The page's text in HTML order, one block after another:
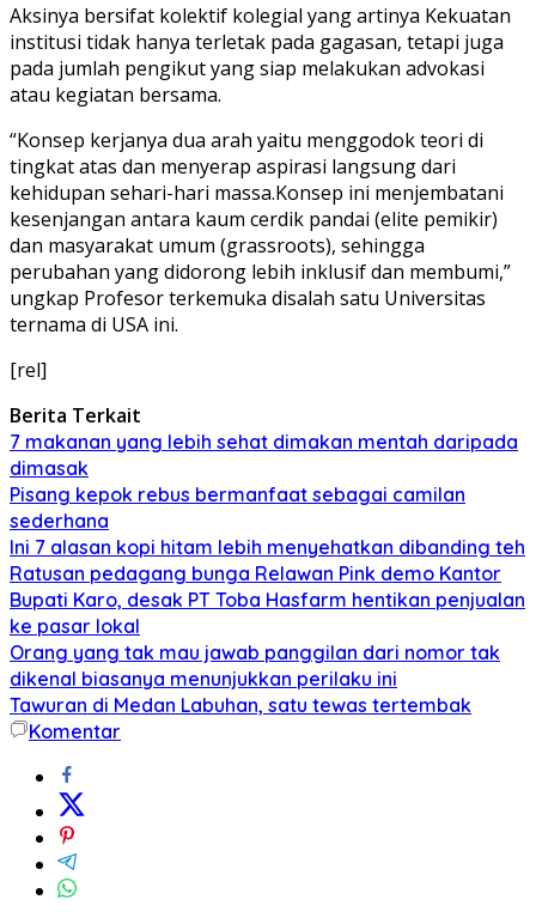
Aksinya bersifat kolektif kolegial yang artinya Kekuatan
institusi tidak hanya terletak pada gagasan, tetapi juga
pada jumlah pengikut yang siap melakukan advokasi
atau kegiatan bersama.
“Konsep kerjanya dua arah yaitu menggodok teori di
tingkat atas dan menyerap aspirasi langsung dari
kehidupan sehari-hari massa.Konsep ini menjembatani
kesenjangan antara kaum cerdik pandai (elite pemikir)
dan masyarakat umum (grassroots), sehingga
perubahan yang didorong lebih inklusif dan membumi,”
ungkap Profesor terkemuka disalah satu Universitas
ternama di USA ini.
[rel]
Berita Terkait
7 makanan yang lebih sehat dimakan mentah daripada
dimasak
Pisang kepok rebus bermanfaat sebagai camilan
sederhana
Ini 7 alasan kopi hitam lebih menyehatkan dibanding teh
Ratusan pedagang bunga Relawan Pink demo Kantor
Bupati Karo, desak PT Toba Hasfarm hentikan penjualan
ke pasar lokal
Orang yang tak mau jawab panggilan dari nomor tak
dikenal biasanya menunjukkan perilaku ini
Tawuran di Medan Labuhan, satu tewas tertembak
Komentar